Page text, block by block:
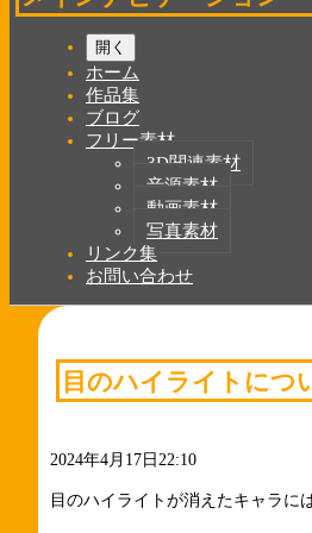
開く
ホーム
作品集
ブログ
フリー素材
3D関連素材
音源素材
動画素材
写真素材
リンク集
お問い合わせ
目のハイライトにつ
2024年4月17日22:10
目のハイライトが消えたキャラに